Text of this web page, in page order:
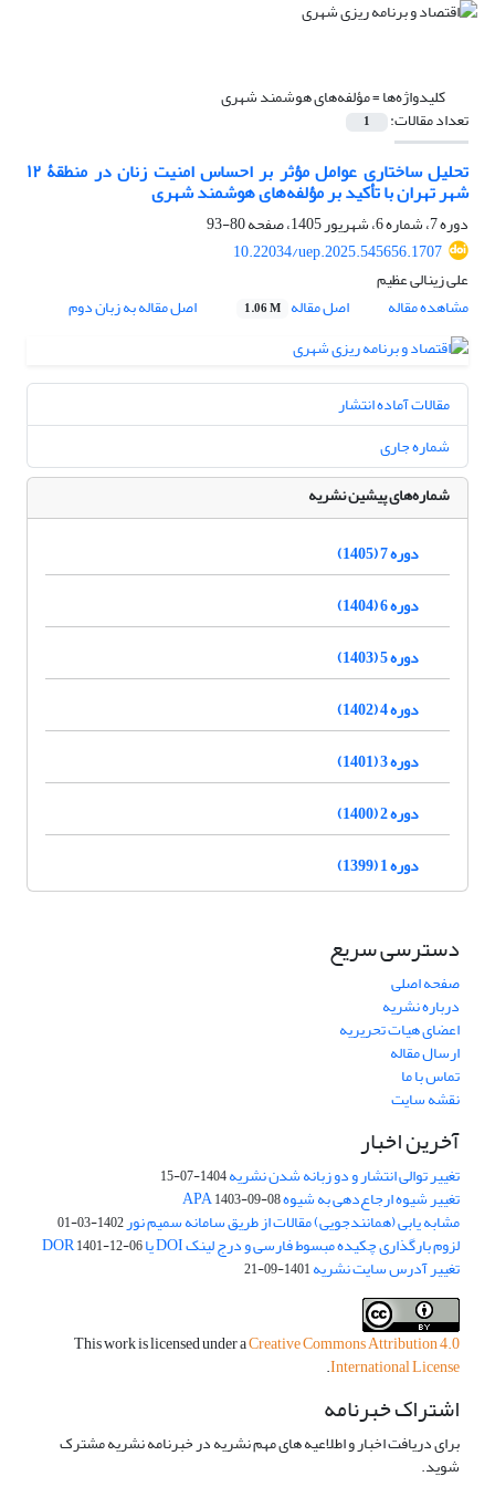
کلیدواژه‌ها =مؤلفه‌های هوشمند شهری
تعداد مقالات: 1
تحلیل ساختاری عوامل مؤثر بر احساس امنیت زنان در منطقۀ ۱۲
شهر تهران با تأکید بر مؤلفه‌های هوشمند شهری
دوره 7، شماره 6، شهریور 1405، صفحه
80-93
10.22034/uep.2025.545656.1707
علی زینالی عظیم
مشاهده مقاله
اصل مقاله 1.06 M اصل مقاله به زبان دوم
مقالات آماده انتشار
شماره جاری
شماره‌های پیشین نشریه
دوره 7 (1405)
دوره 6 (1404)
دوره 5 (1403)
دوره 4 (1402)
دوره 3 (1401)
دوره 2 (1400)
دوره 1 (1399)
دسترسی سریع
صفحه اصلی
درباره نشریه
اعضای هیات تحریریه
ارسال مقاله
تماس با ما
نقشه سایت
آخرین اخبار
تغییر توالی انتشار و دو زبانه شدن نشریه1404-07-15
تغییر شیوه ارجاع‌دهی به شیوه APA1403-09-08
مشابه یابی (همانندجویی) مقالات از طریق سامانه سمیم نور1402-03-01
لزوم بارگذاری چکیده مبسوط فارسی و درج لینک DOI یا DOR 1401-12-06
تغییر آدرس سایت نشریه1401-09-21
This work is licensed under aCreative Commons Attribution 4.0
International License
.
اشتراک خبرنامه
برای دریافت اخبار و اطلاعیه های مهم نشریه در خبرنامه نشریه مشترک
شوید.